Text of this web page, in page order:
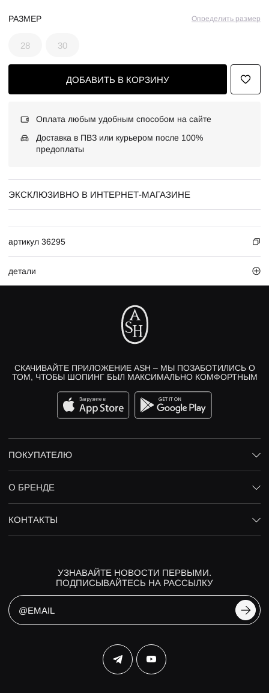
РАЗМЕР Определить размер
28 30
ДОБАВИТЬ В КОРЗИНУ
Оплата любым удобным способом на сайте
Доставка в ПВЗ или курьером после 100%
предоплаты
ЭКСКЛЮЗИВНО В ИНТЕРНЕТ-МАГАЗИНЕ
артикул 36295
детали
СКАЧИВАЙТЕ ПРИЛОЖЕНИЕ ASH – МЫ ПОЗАБОТИЛИСЬ О
ТОМ, ЧТОБЫ ШОПИНГ БЫЛ МАКСИМАЛЬНО КОМФОРТНЫМ
ПОКУПАТЕЛЮ
О БРЕНДЕ
КОНТАКТЫ
УЗНАВАЙТЕ НОВОСТИ ПЕРВЫМИ.
ПОДПИСЫВАЙТЕСЬ НА РАССЫЛКУ